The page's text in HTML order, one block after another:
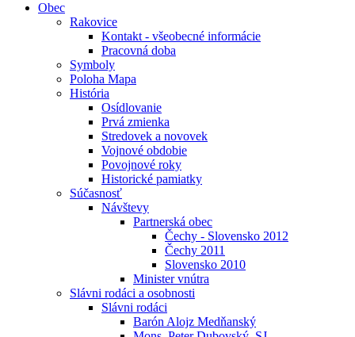
Obec
Rakovice
Kontakt - všeobecné informácie
Pracovná doba
Symboly
Poloha Mapa
História
Osídlovanie
Prvá zmienka
Stredovek a novovek
Vojnové obdobie
Povojnové roky
Historické pamiatky
Súčasnosť
Návštevy
Partnerská obec
Čechy - Slovensko 2012
Čechy 2011
Slovensko 2010
Minister vnútra
Slávni rodáci a osobnosti
Slávni rodáci
Barón Alojz Medňanský